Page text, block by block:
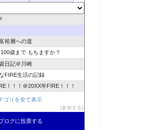
裕層への道
歳まで もちますか？
日記＠川崎
FIRE生活の記録
！！！＠20XX年FIRE！！！
成
投資で一家セミリタイアするブログ
生
ゴリを全て表示
参加する
ログに投票する